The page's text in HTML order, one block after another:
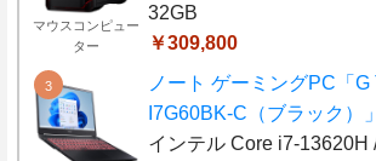
マウスコンピュー
ター
32GB
￥309,800
ノート ゲーミングPC「
I7G60BK-C（ブラック）」
インテル Core i7-13620H